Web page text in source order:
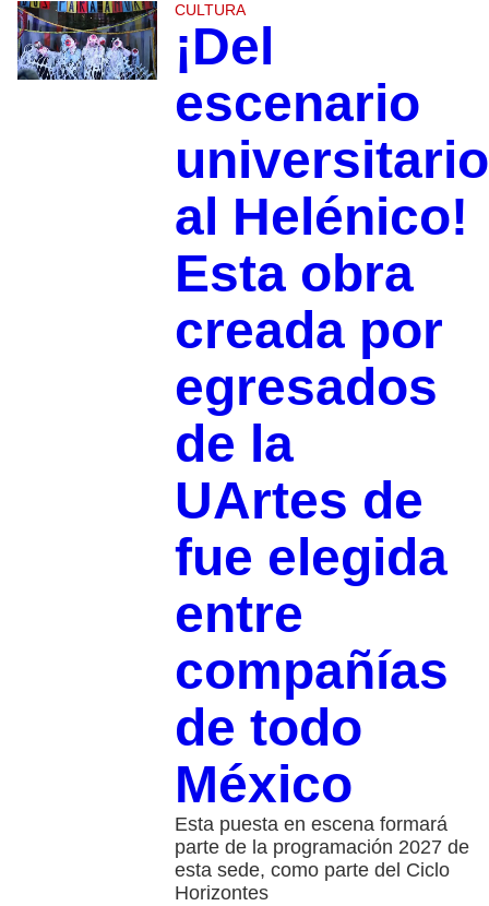
CULTURA
¡Del
escenario
universitario
al Helénico!
Esta obra
creada por
egresados
de la
UArtes de
fue elegida
entre
compañías
de todo
México
Esta puesta en escena formará
parte de la programación 2027 de
esta sede, como parte del Ciclo
Horizontes